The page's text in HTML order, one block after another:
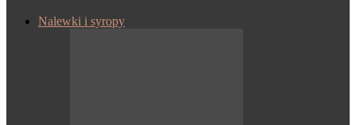
Nalewki i syropy